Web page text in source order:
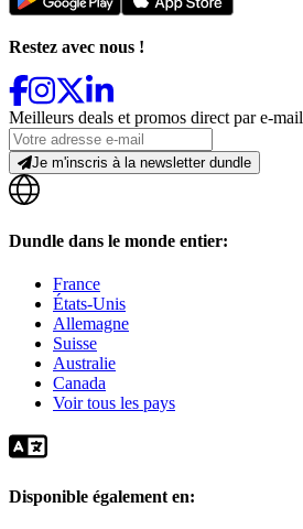
Restez avec nous !
Meilleurs deals et promos direct par e-mail
Je m'inscris à la newsletter dundle
Dundle dans le monde entier:
France
États-Unis
Allemagne
Suisse
Australie
Canada
Voir tous les pays
Disponible également en: